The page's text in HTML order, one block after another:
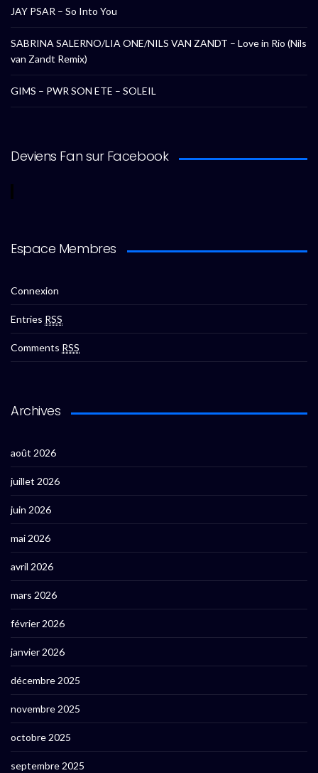
JAY PSAR – So Into You
SABRINA SALERNO/LIA ONE/NILS VAN ZANDT – Love in Rio (Nils
van Zandt Remix)
GIMS – PWR SON ETE – SOLEIL
Deviens Fan sur Facebook
Espace Membres
Connexion
Entries RSS
Comments RSS
Archives
août 2026
juillet 2026
juin 2026
mai 2026
avril 2026
mars 2026
février 2026
janvier 2026
décembre 2025
novembre 2025
octobre 2025
septembre 2025